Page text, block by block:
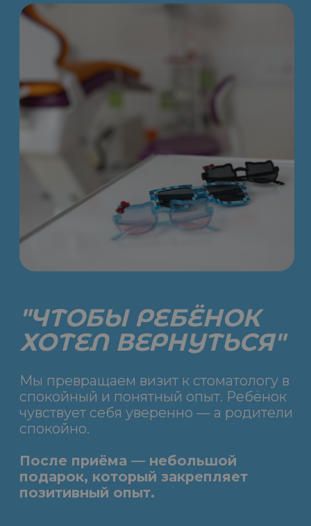
под седацией
Лечение без
боли и страха
В спокойном и
расслабленном
состоянии лечение
проходит легко и без
стресса
Эффективные и
безопасные виды
анестезии, забота и
внимание к эмоциям
малышей к приёму
Превращаем поход к
врачу в игру — без
давления и
принуждения. У нас
Мы гордимся результатами нашей
ОТЗЫВЫ
ПАЦИЕНТОВ